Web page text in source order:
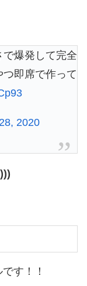
で爆発して完全
即席で作って
2020
す！！